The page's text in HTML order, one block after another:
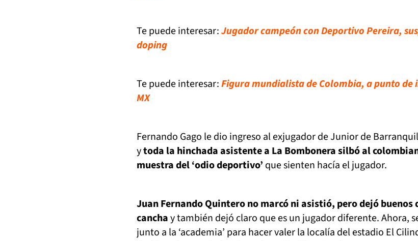
Te puede interesar:Jugador campeón con Deportivo Pereira,
doping
Te puede interesar:Figura mundialista de Colombia, a punto de
MX
Fernando Gago le dio ingreso al exjugador de Junior de
ytoda la hinchada asistente a La Bombonera silbó al
muestra del ‘odio deportivo’ que sienten hacía el jugador.
Juan Fernando Quintero no marcó ni asistió, pero dejó buenos
canchay también dejó claro que es un jugador diferente. Ahora,
junto a la ‘academia’ para hacer valer la localía del estadio El